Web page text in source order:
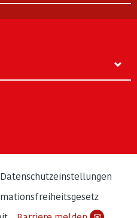
Datenschutzeinstellungen